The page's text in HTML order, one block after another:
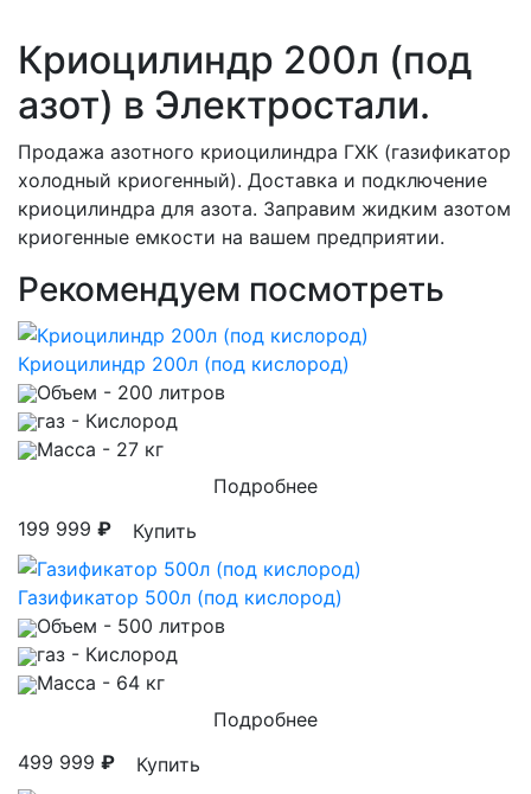
Криоцилиндр 200л (под
азот) в Электростали.
Продажа азотного криоцилиндра ГХК (газификатор
холодный криогенный). Доставка и подключение
криоцилиндра для азота. Заправим жидким азотом
криогенные емкости на вашем предприятии.
Рекомендуем посмотреть
Криоцилиндр 200л (под кислород)
Объем - 200 литров
газ - Кислород
Масса - 27 кг
Подробнее
199 999 ₽ Купить
Газификатор 500л (под кислород)
Объем - 500 литров
газ - Кислород
Масса - 64 кг
Подробнее
499 999 ₽ Купить